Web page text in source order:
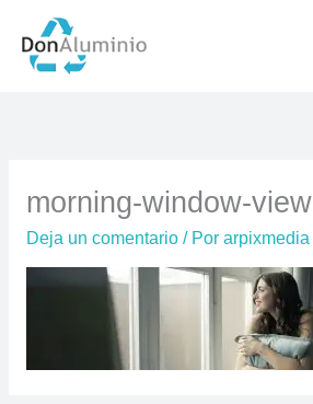
contenido
morning-window-view
Deja un comentario / Por arpixmedia